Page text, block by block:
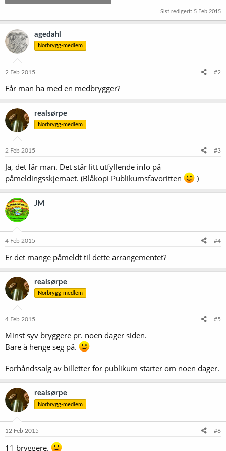
Sist redigert: 5 Feb 2015
agedahl
Norbrygg-medlem
2 Feb 2015 #2
Får man ha med en medbrygger?
realsørpe
Norbrygg-medlem
2 Feb 2015 #3
Ja, det får man. Det står litt utfyllende info på
påmeldingsskjemaet. (Blåkopi Publikumsfavoritten
)
JM
4 Feb 2015 #4
Er det mange påmeldt til dette arrangementet?
realsørpe
Norbrygg-medlem
4 Feb 2015 #5
Minst syv bryggere pr. noen dager siden.
Bare å henge seg på.
Forhåndssalg av billetter for publikum starter om noen dager.
realsørpe
Norbrygg-medlem
12 Feb 2015 #6
11 bryggere.